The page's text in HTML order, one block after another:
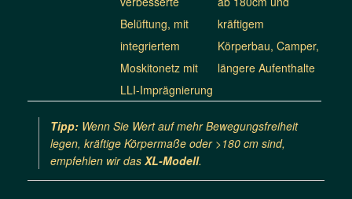
Belüftung, mit
integriertem
Moskitonetz mit
LLI-Imprägnierung
kräftigem
Körperbau, Camper,
längere Aufenthalte
Tipp: Wenn Sie Wert auf mehr Bewegungsfreiheit
legen, kräftige Körpermaße oder >180 cm sind,
empfehlen wir das XL-Modell.